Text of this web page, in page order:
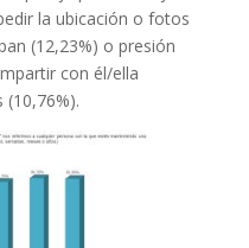
la ubicación o fotos
(12,23%) o presión
con él/ella